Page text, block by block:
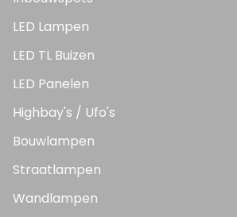
LED Lampen
LED TL Buizen
LED Panelen
Highbay's / Ufo's
Bouwlampen
Straatlampen
Wandlampen